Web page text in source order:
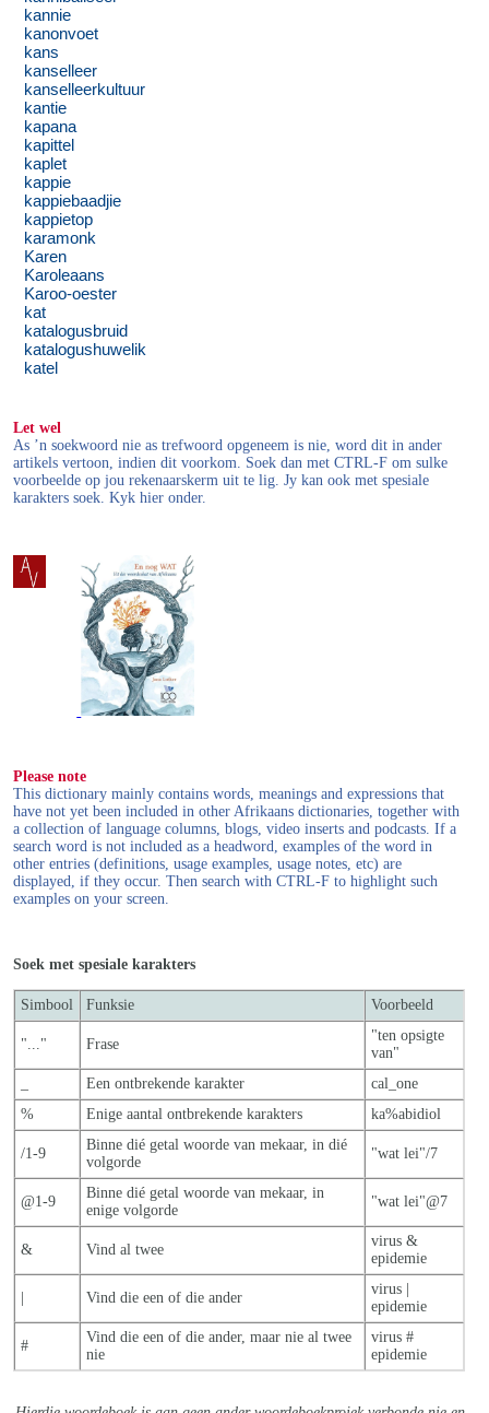
kannie
kanonvoet
kans
kanselleer
kanselleerkultuur
kantie
kapana
kapittel
kaplet
kappie
kappiebaadjie
kappietop
karamonk
Karen
Karoleaans
Karoo-oester
kat
katalogusbruid
katalogushuwelik
katel
Let wel
As ’n soekwoord nie as trefwoord opgeneem is nie, word dit in ander
artikels vertoon, indien dit voorkom. Soek dan met CTRL-F om sulke
voorbeelde op jou rekenaarskerm uit te lig. Jy kan ook met spesiale
karakters soek. Kyk hier onder.
Please note
This dictionary mainly contains words, meanings and expressions that
have not yet been included in other Afrikaans dictionaries, together with
a collection of language columns, blogs, video inserts and podcasts. If a
search word is not included as a headword, examples of the word in
other entries (definitions, usage examples, usage notes, etc) are
displayed, if they occur. Then search with CTRL-F to highlight such
examples on your screen.
Soek met spesiale karakters
Simbool Funksie Voorbeeld
"..." Frase
"ten opsigte
van"
Een ontbrekende karakter
cal_one
%
Enige aantal ontbrekende karakters ka%abidiol
/1-9
Binne dié getal woorde van mekaar, in dié
volgorde
"wat lei"/7
@1-9
Binne dié getal woorde van mekaar, in
enige volgorde
"wat lei"@7
& Vind al twee
virus &
epidemie
Vind die een of die ander
virus |
epidemie
#
Vind die een of die ander, maar nie al twee
nie
virus #
epidemie